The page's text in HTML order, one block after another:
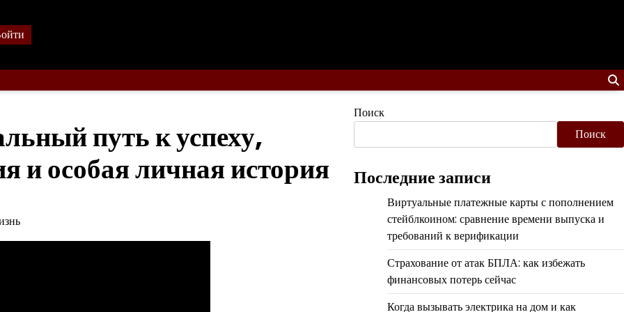
путь к успеху,
и особая личная история
Поиск
Поиск
Последние записи
Виртуальные платежные карты с пополнением
стейблкоином: сравнение времени выпуска и
требований к верификации
Страхование от атак БПЛА: как избежать
финансовых потерь сейчас
Когда вызывать электрика на дом и как